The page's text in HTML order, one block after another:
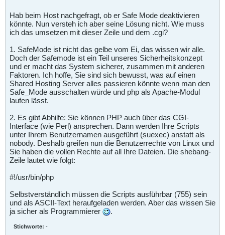
Hab beim Host nachgefragt, ob er Safe Mode deaktivieren
könnte. Nun versteh ich aber seine Lösung nicht. Wie muss
ich das umsetzen mit dieser Zeile und dem .cgi?
1. SafeMode ist nicht das gelbe vom Ei, das wissen wir alle.
Doch der Safemode ist ein Teil unseres Sicherheitskonzept
und er macht das System sicherer, zusammen mit anderen
Faktoren. Ich hoffe, Sie sind sich bewusst, was auf einen
Shared Hosting Server alles passieren könnte wenn man den
Safe_Mode ausschalten würde und php als Apache-Modul
laufen lässt.
2. Es gibt Abhilfe: Sie können PHP auch über das CGI-
Interface (wie Perl) ansprechen. Dann werden Ihre Scripts
unter Ihrem Benutzernamen ausgeführt (suexec) anstatt als
nobody. Deshalb greifen nun die Benutzerrechte von Linux und
Sie haben die vollen Rechte auf all Ihre Dateien. Die shebang-
Zeile lautet wie folgt:
#!/usr/bin/php
Selbstverständlich müssen die Scripts ausführbar (755) sein
und als ASCII-Text heraufgeladen werden. Aber das wissen Sie
ja sicher als Programmierer
.
Stichworte: -